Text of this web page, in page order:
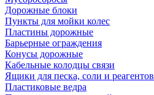
Дорожные блоки
Пункты для мойки колес
Пластины дорожные
Барьерные ограждения
Конусы дорожные
Кабельные колодцы связи
Ящики для песка, соли и реагентов
Пластиковые ведра